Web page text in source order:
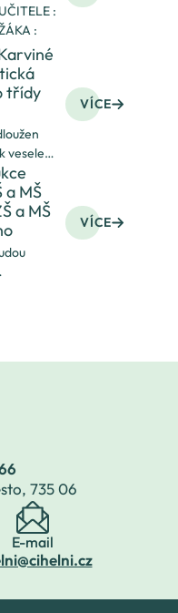
:
:
třídy
vesele
jejich
se
VÍCE
a MŠ
VÍCE
735 06
E-mail